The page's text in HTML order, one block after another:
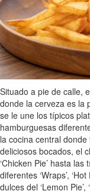
Situado a pie de calle,
donde la cerveza es la
se le une los típicos
hamburguesas
la cocina central
deliciosos bocados, el
‘Chicken Pie’ hasta
diferentes ‘Wraps’,
dulces del ‘Lemon Pie’,